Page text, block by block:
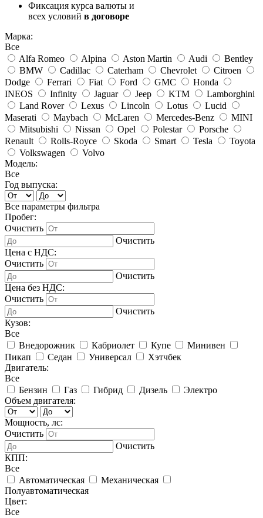
Фиксация курса валюты и
всех условий в договоре
Марка:
Все
Alfa Romeo
Alpina Aston Martin Audi
Bentley
BMW
Cadillac Caterham Chevrolet
Citroen
Dodge
Ferrari Fiat Ford GMC
Honda
INEOS
Infinity Jaguar Jeep KTM
Lamborghini
Land Rover
Lexus Lincoln Lotus
Lucid
Maserati
Maybach McLaren Mercedes-Benz
MINI
Mitsubishi
Nissan Opel Polestar
Porsche
Renault
Rolls-Royce Skoda Smart Tesla
Toyota
Volkswagen
Volvo
Модель:
Все
Год выпуска:
Все параметры фильтра
Пробег:
Очистить
Очистить
Цена с НДС:
Очистить
Очистить
Цена без НДС:
Очистить
Очистить
Кузов:
Все
Внедорожник
Кабриолет Купе
Минивен
Пикап
Седан Универсал
Хэтчбек
Двигатель:
Все
Бензин
Газ Гибрид Дизель
Электро
Объем двигателя:
Мощность, лс:
Очистить
Очистить
КПП:
Все
Автоматическая
Механическая
Полуавтоматическая
Цвет:
Все